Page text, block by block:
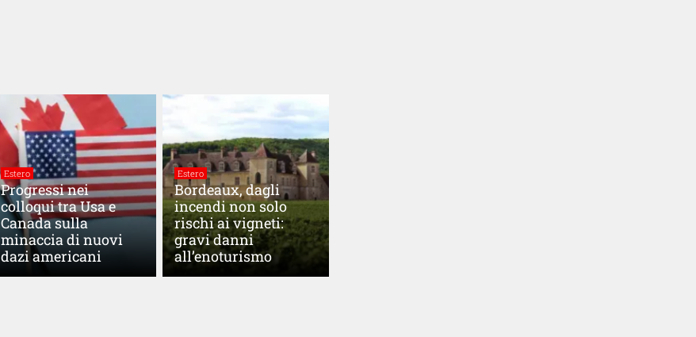
Estero
Progressi nei
colloqui tra Usa e
Canada sulla
minaccia di nuovi
dazi americani
Estero
Bordeaux, dagli
incendi non solo
rischi ai vigneti:
gravi danni
all’enoturismo